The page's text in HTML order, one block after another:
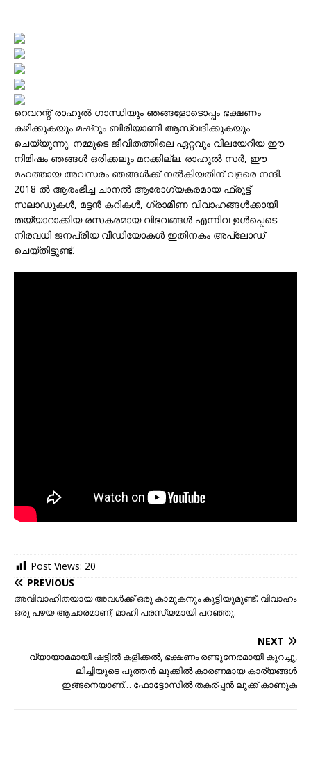
റെവറന്റ് രാഹുൽ ഗാന്ധിയും ഞങ്ങളോടൊപ്പം ഭക്ഷണം
കഴിക്കുകയും മഷ്റൂം ബിരിയാണി ആസ്വദിക്കുകയും
ചെയ്യുന്നു. നമ്മുടെ ജീവിതത്തിലെ ഏറ്റവും വിലയേറിയ ഈ
നിമിഷം ഞങ്ങൾ ഒരിക്കലും മറക്കില്ല. രാഹുൽ സർ, ഈ
മഹത്തായ അവസരം ഞങ്ങൾക്ക് നൽകിയതിന് വളരെ നന്ദി.
2018 ൽ ആരംഭിച്ച ചാനൽ ആരോഗ്യകരമായ ഫ്രൂട്ട്
സലാഡുകൾ, മട്ടൻ കറികൾ, ഗ്രാമീണ വിവാഹങ്ങൾക്കായി
തയ്യാറാക്കിയ രസകരമായ വിഭവങ്ങൾ എന്നിവ ഉൾപ്പെടെ
നിരവധി ജനപ്രിയ വീഡിയോകൾ ഇതിനകം അപ്‌ലോഡ്
ചെയ്തിട്ടുണ്ട്.
Post Views: 20
PREVIOUS
അവിവാഹിതയായ അവൾക്ക് ഒരു കാമുകനും കുട്ടിയുമുണ്ട്. വിവാഹം
ഒരു പഴയ ആചാരമാണ്; മാഹി പരസ്യമായി പറഞ്ഞു.
NEXT
വ്യായാമമായി ഷട്ടില്‍ കളിക്കല്‍, ഭക്ഷണം രണ്ടുനേരമായി കുറച്ചു,
ലിച്ചിയുടെ പുത്തന്‍ ലുക്കില്‍ കാരണമായ കാര്യങ്ങള്‍
ഇങ്ങനെയാണ്… ഫോട്ടോസില്‍ തകര്പ്പ‍ന്‍ ലുക്ക് കാണുക